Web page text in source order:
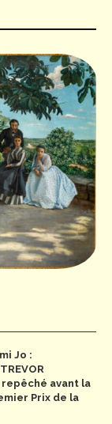
Jo :
repêché avant la
Prix de la